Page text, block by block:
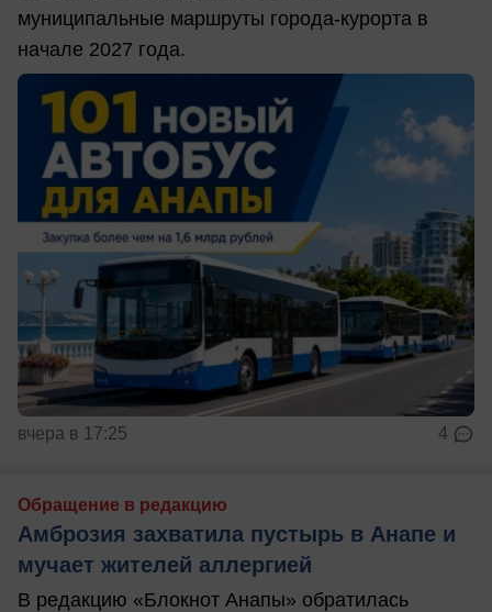
муниципальные маршруты города-курорта в
начале 2027 года.
вчера в 17:25 4
Обращение в редакцию
Амброзия захватила пустырь в Анапе и
мучает жителей аллергией
В редакцию «Блокнот Анапы» обратилась